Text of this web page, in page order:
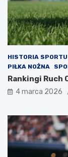
HISTORIA SPORTU
PIŁKA NOŻNA
Rankingi Ruch
4 marca 2026